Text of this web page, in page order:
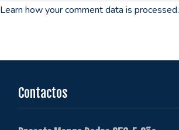
Learn how your comment data is processed.
Contactos